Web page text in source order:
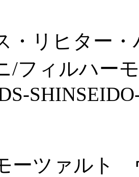
リヒター・
/フィルハー
ーツァルト